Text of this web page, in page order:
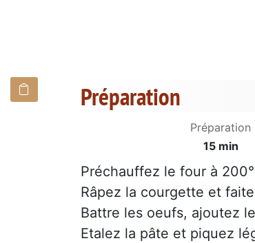
Préparation
Préparation
15 min
Préchauffez le four à
Râpez la courgette et
Battre les oeufs, ajoutez
Etalez la pâte et piquez